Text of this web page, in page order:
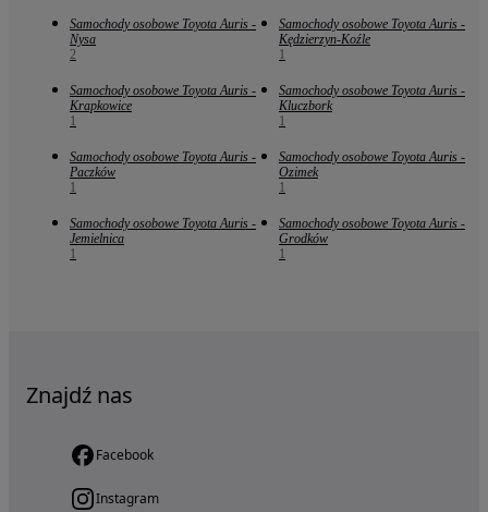
Samochody osobowe Toyota Auris -
Nysa
2
Samochody osobowe Toyota Auris -
Kędzierzyn-Koźle
1
Samochody osobowe Toyota Auris -
Krapkowice
1
Samochody osobowe Toyota Auris -
Kluczbork
1
Samochody osobowe Toyota Auris -
Paczków
1
Samochody osobowe Toyota Auris -
Ozimek
1
Samochody osobowe Toyota Auris -
Jemielnica
1
Samochody osobowe Toyota Auris -
Grodków
1
Znajdź nas
Facebook
Instagram